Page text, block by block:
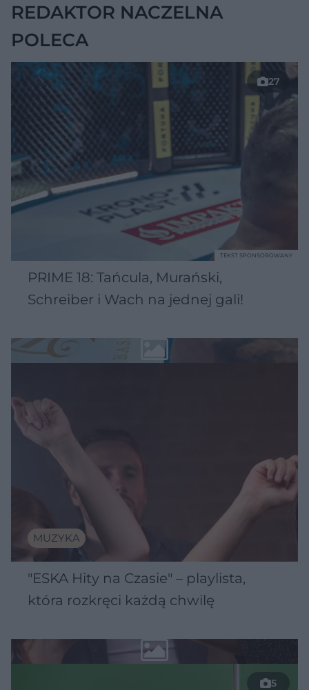
REDAKTOR NACZELNA
POLECA
27
PRIME 18: Tańcula, Murański,
Schreiber i Wach na jednej gali!
TEKST SPONSOROWANY
MUZYKA
"ESKA Hity na Czasie" – playlista,
która rozkręci każdą chwilę
5